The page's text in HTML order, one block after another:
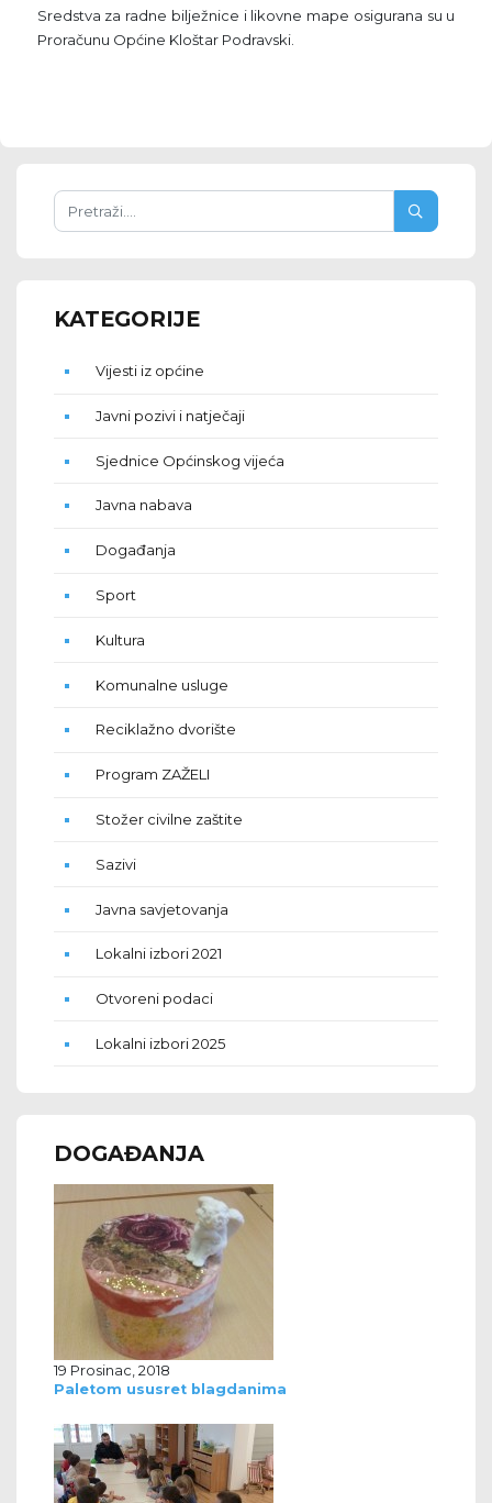
Sredstva za radne bilježnice i likovne mape osigurana su u
Proračunu Općine Kloštar Podravski.
KATEGORIJE
Vijesti iz općine
Javni pozivi i natječaji
Sjednice Općinskog vijeća
Javna nabava
Događanja
Sport
Kultura
Komunalne usluge
Reciklažno dvorište
Program ZAŽELI
Stožer civilne zaštite
Sazivi
Javna savjetovanja
Lokalni izbori 2021
Otvoreni podaci
Lokalni izbori 2025
DOGAĐANJA
19 Prosinac, 2018
Paletom ususret blagdanima